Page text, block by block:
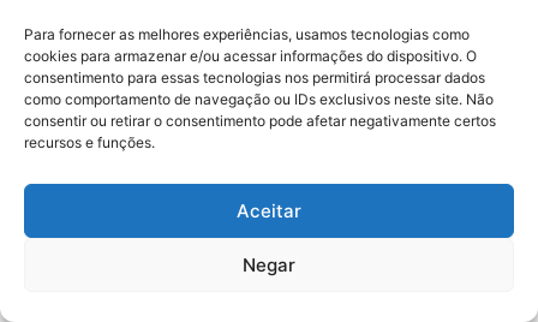
Para fornecer as melhores experiências, usamos tecnologias como
cookies para armazenar e/ou acessar informações do dispositivo. O
consentimento para essas tecnologias nos permitirá processar dados
como comportamento de navegação ou IDs exclusivos neste site. Não
consentir ou retirar o consentimento pode afetar negativamente certos
recursos e funções.
Aceitar
Negar
Eleições 2026: procuradores e